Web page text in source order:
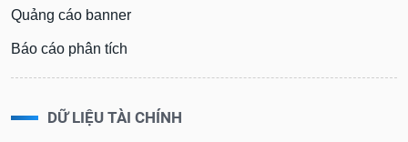
Quảng cáo banner
Báo cáo phân tích
DỮ LIỆU TÀI CHÍNH
thông